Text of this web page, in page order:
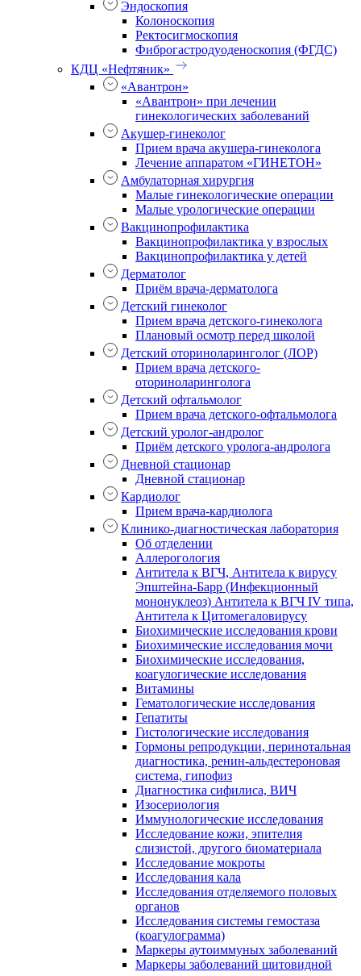
Эндоскопия
Колоноскопия
Ректосигмоскопия
Фиброгастродуоденоскопия (ФГДС)
КДЦ «Нефтяник»
«Авантрон»
«Авантрон» при лечении
гинекологических заболеваний
Акушер-гинеколог
Прием врача акушера-гинеколога
Лечение аппаратом «ГИНЕТОН»
Амбулаторная хирургия
Малые гинекологические операции
Малые урологические операции
Вакцинопрофилактика
Вакцинопрофилактика у взрослых
Вакцинопрофилактика у детей
Дерматолог
Приём врача-дерматолога
Детский гинеколог
Прием врача детского-гинеколога
Плановый осмотр перед школой
Детский оториноларинголог (ЛОР)
Прием врача детского-
оториноларинголога
Детский офтальмолог
Прием врача детского-офтальмолога
Детский уролог-андролог
Приём детского уролога-андролога
Дневной стационар
Дневной стационар
Кардиолог
Прием врача-кардиолога
Клинико-диагностическая лаборатория
Об отделении
Аллерогология
Антитела к ВГЧ, Антитела к вирусу
Эпштейна-Барр (Инфекционный
мононуклеоз) Антитела к ВГЧ IV типа,
Антитела к Цитомегаловирусу
Биохимические исследования крови
Биохимические исследования мочи
Биохимические исследования,
коагулогические исследования
Витамины
Гематологические исследования
Гепатиты
Гистологические исследования
Гормоны репродукции, перинотальная
диагностика, ренин-альдестероновая
система, гипофиз
Диагностика сифилиса, ВИЧ
Изосериология
Иммунологические исследования
Исследование кожи, эпителия
слизистой, другого биоматериала
Исследование мокроты
Исследования кала
Исследования отделяемого половых
органов
Исследования системы гемостаза
(коагулограмма)
Маркеры аутоиммуных заболеваний
Маркеры заболеваний щитовидной